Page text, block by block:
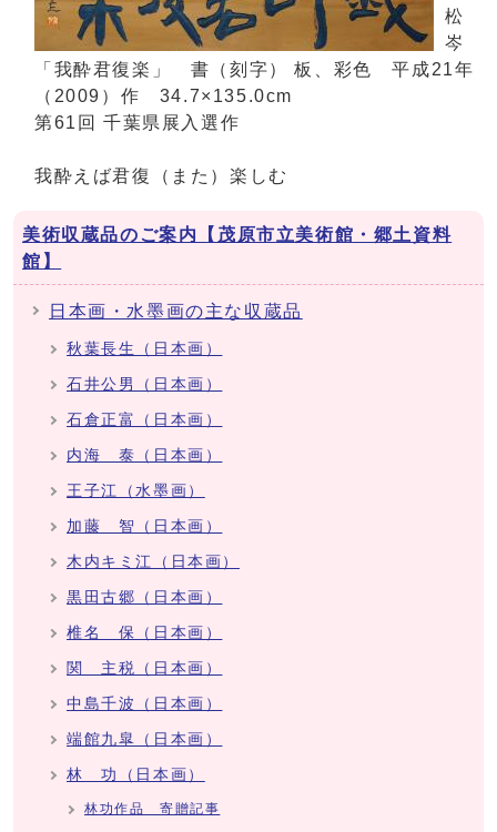
松
岑
「我酔君復楽」 書（刻字） 板、彩色 平成21年
（2009）作 34.7×135.0cm
第61回 千葉県展入選作
我酔えば君復（また）楽しむ
美術収蔵品のご案内【茂原市立美術館・郷土資料
館】
日本画・水墨画の主な収蔵品
秋葉長生（日本画）
石井公男（日本画）
石倉正富（日本画）
内海 泰（日本画）
王子江（水墨画）
加藤 智（日本画）
木内キミ江（日本画）
黒田古郷（日本画）
椎名 保（日本画）
関 主税（日本画）
中島千波（日本画）
端館九皐（日本画）
林 功（日本画）
林功作品 寄贈記事